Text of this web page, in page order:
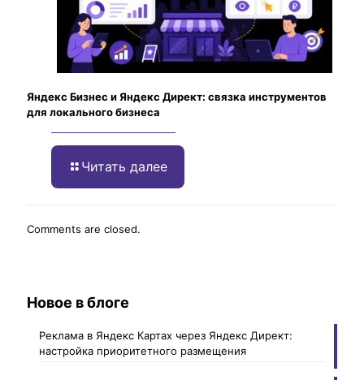
Яндекс Бизнес и Яндекс Директ: связка инструментов
для локального бизнеса
Читать далее
Comments are closed.
Новое в блоге
Реклама в Яндекс Картах через Яндекс Директ:
настройка приоритетного размещения